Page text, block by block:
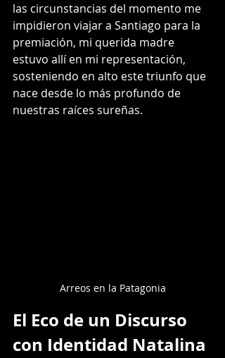
las circunstancias del momento me
impidieron viajar a Santiago para la
premiación, mi querida madre
estuvo allí en mi representación,
sosteniendo en alto este triunfo que
nace desde lo más profundo de
nuestras raíces sureñas.
Arreos en la Patagonia
El Eco de un Discurso
con Identidad Natalina